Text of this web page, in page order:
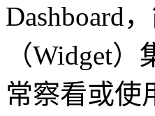
Dashboard
（Widget
常察看或使